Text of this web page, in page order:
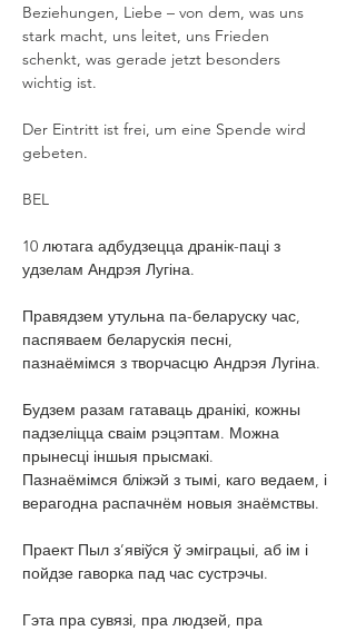
Beziehungen, Liebe – von dem, was uns
stark macht, uns leitet, uns Frieden
schenkt, was gerade jetzt besonders
wichtig ist.
Der Eintritt ist frei, um eine Spende wird
gebeten.
BEL
10 лютага адбудзецца дранік-паці з
удзелам Андрэя Лугіна.
Правядзем утульна па-беларуску час,
паспяваем беларускія песні,
пазнаёмімся з творчасцю Андрэя Лугіна.
Будзем разам гатаваць дранікі, кожны
падзеліцца сваім рэцэптам. Можна
прынесці іншыя прысмакі.
Пазнаёмімся бліжэй з тымі, каго ведаем, і
верагодна распачнём новыя знаёмствы.
Праект Пыл з’явіўся ў эміграцыі, аб ім і
пойдзе гаворка пад час сустрэчы.
Гэта пра сувязі, пра людзей, пра